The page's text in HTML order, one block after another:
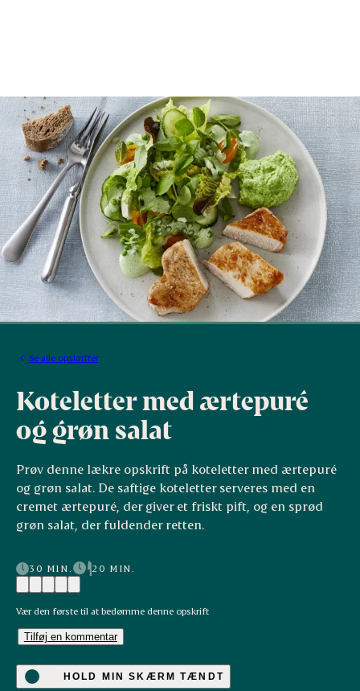
Se alle opskrifter
Koteletter med ærtepuré
og grøn salat
Prøv denne lækre opskrift på koteletter med ærtepuré
og grøn salat. De saftige koteletter serveres med en
cremet ærtepuré, der giver et friskt pift, og en sprød
grøn salat, der fuldender retten.
30 MIN. 20 MIN.
Vær den første til at bedømme denne opskrift
Tilføj en kommentar
HOLD MIN SKÆRM TÆNDT